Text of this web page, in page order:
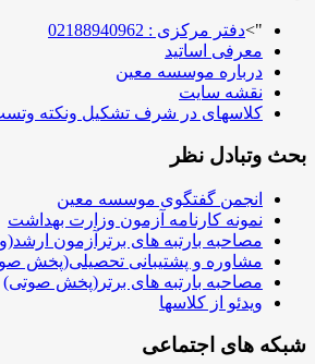
">دفتر مرکزی : 02188940962
معرفی اساتید
درباره موسسه معین
نقشه سایت
کلاسهای در شرف تشکیل ونکته
بحث وتبادل نظر
انجمن گفتگوی موسسه معین
نمونه کارنامه آزمون وزارت بهداشت
مصاحبه بارتبه های برترآزمون
مشاوره و پشتیبانی تحصیلی(پخش
مصاحبه بارتبه های برتر(پخش صوتی)
ویدئو از کلاسها
شبکه های اجتماعی